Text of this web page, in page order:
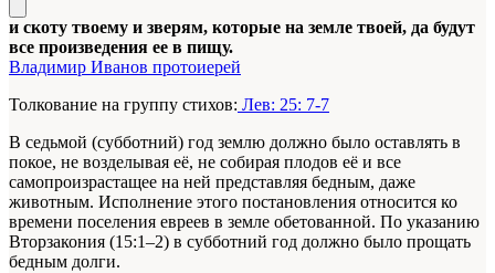
и скоту твоему и зверям, которые на земле твоей, да будут
все произведения ее в пищу.
Владимир Иванов протоиерей
Толкование на группу стихов: Лев: 25: 7-7
В седьмой (субботний) год землю должно было оставлять в
покое, не возделывая её, не собирая плодов её и все
самопроизрастащее на ней представляя бедным, даже
животным. Исполнение этого постановления относится ко
времени поселения евреев в земле обетованной. По указанию
Вторзакония (15:1–2) в субботний год должно было прощать
бедным долги.